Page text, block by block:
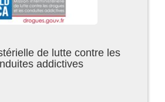
de lutte contre les
addictives